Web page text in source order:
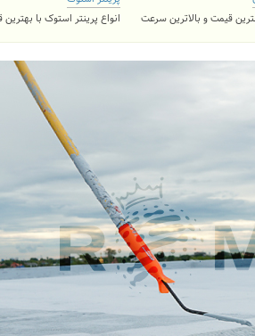
قیمت و بالاترین سرعت
انواع پرینتر استوک با